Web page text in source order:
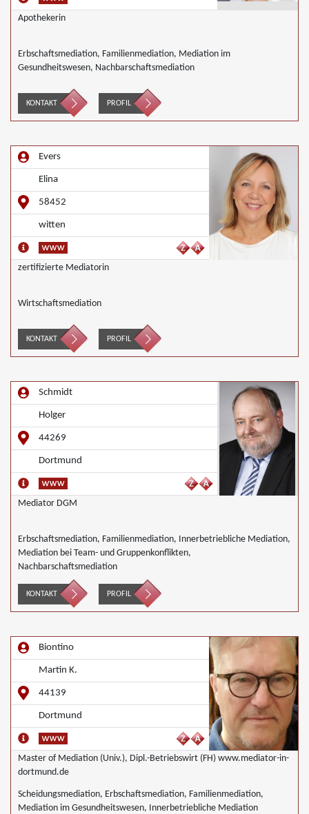
Apothekerin
Erbschaftsmediation, Familienmediation, Mediation im
Gesundheitswesen, Nachbarschaftsmediation
KONTAKT PROFIL
Evers
Elina
58452
witten
zertifizierte Mediatorin
Wirtschaftsmediation
KONTAKT PROFIL
Schmidt
Holger
44269
Dortmund
Mediator DGM
Erbschaftsmediation, Familienmediation, Innerbetriebliche Mediation,
Mediation bei Team- und Gruppenkonflikten,
Nachbarschaftsmediation
KONTAKT PROFIL
Biontino
Martin K.
44139
Dortmund
Master of Mediation (Univ.), Dipl.-Betriebswirt (FH) www.mediator-in-
dortmund.de
Scheidungsmediation, Erbschaftsmediation, Familienmediation,
Mediation im Gesundheitswesen, Innerbetriebliche Mediation